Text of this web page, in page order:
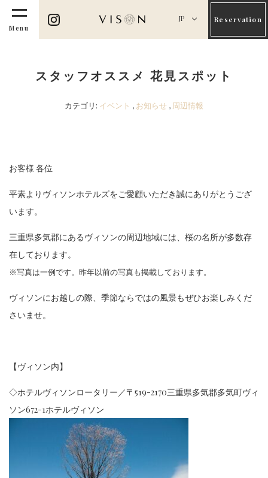
JP
Menu
Reservation
スタッフオススメ 花見スポット
カテゴリ: イベント , お知らせ , 周辺情報
お客様 各位
平素よりヴィソンホテルズをご愛顧いただき誠にありがとうござ
います。
三重県多気郡にあるヴィソンの周辺地域には、桜の名所が多数存
在しております。
※写真は一例です。昨年以前の写真も掲載しております。
ヴィソンにお越しの際、季節ならではの風景もぜひお楽しみくだ
さいませ。
【ヴィソン内】
◇ホテルヴィソンロータリー／〒519-2170三重県多気郡多気町ヴィ
ソン672-1ホテルヴィソン